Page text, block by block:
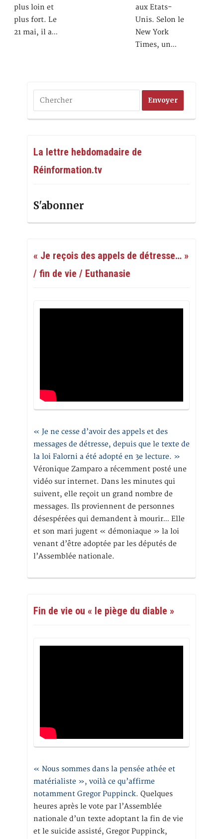
plus loin et
plus fort. Le
21 mai, il a…
aux Etats-
Unis. Selon le
New York
Times, un…
La lettre hebdomadaire de
Réinformation.tv
S'abonner
« Je reçois des appels de détresse… »
/ fin de vie / Euthanasie
« Je ne cesse d’avoir des appels et des
messages de détresse, depuis que le texte de
la loi Falorni a été adopté en 3e lecture. »
Véronique Zamparo a récemment posté une
vidéo sur internet. Dans les minutes qui
suivent, elle reçoit un grand nombre de
messages. Ils proviennent de personnes
désespérées qui demandent à mourir… Elle
et son mari jugent « démoniaque » la loi
venant d’être adoptée par les députés de
l’Assemblée nationale.
Fin de vie ou « le piège du diable »
« Nous sommes dans la pensée athée et
matérialiste », voilà ce qu’affirme
notamment Gregor Puppinck. Quelques
heures après le vote par l’Assemblée
nationale d’un texte adoptant la fin de vie
et le suicide assisté, Gregor Puppinck,